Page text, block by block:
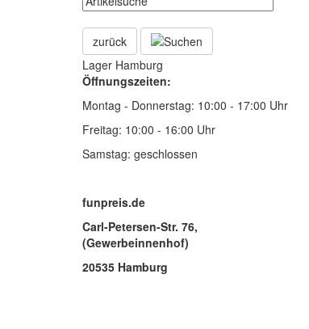
zurück
Lager Hamburg
Öffnungszeiten:
Montag - Donnerstag: 10:00 - 17:00 Uhr
Freitag: 10:00 - 16:00 Uhr
Samstag: geschlossen
funpreis.de
Carl-Petersen-Str. 76,
(Gewerbeinnenhof)
20535 Hamburg